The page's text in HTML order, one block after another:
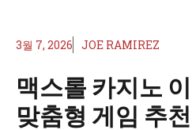
3월 7, 2026 JOE RAMIREZ
맥스롤 카지노
맞춤형 게임 추천